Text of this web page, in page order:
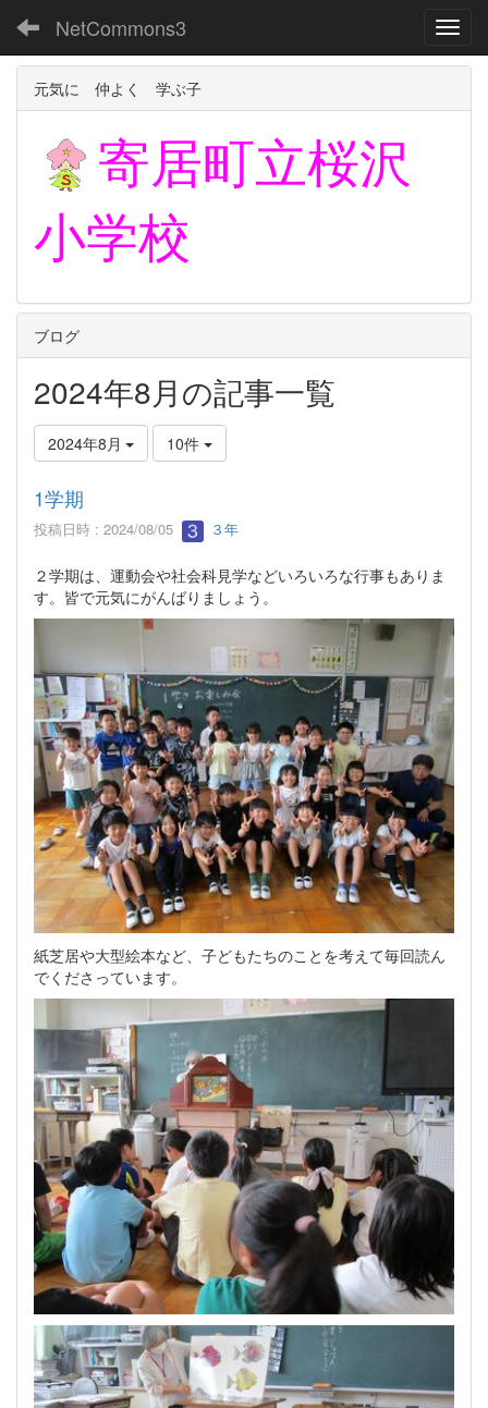
NetCommons3
元気に 仲よく 学ぶ子
寄居町立桜沢
小学校
ブログ
2024年8月の記事一覧
2024年8月 10件
1学期
投稿日時 : 2024/08/05 ３年
２学期は、運動会や社会科見学などいろいろな行事もありま
す。皆で元気にがんばりましょう。
紙芝居や大型絵本など、子どもたちのことを考えて毎回読ん
でくださっています。